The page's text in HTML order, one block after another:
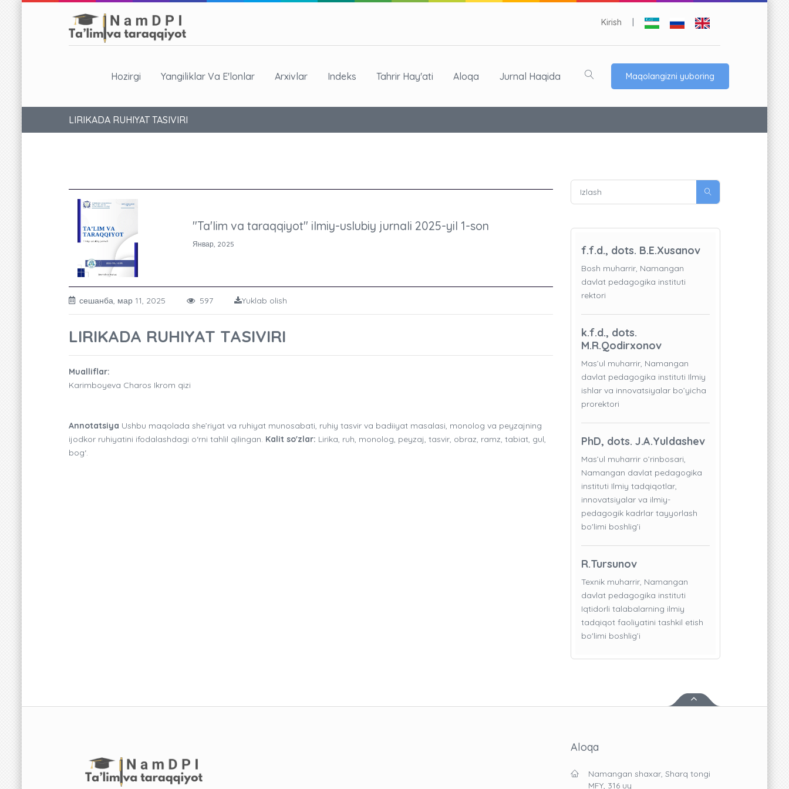
Kirish
Hozirgi Yangiliklar Va E'lonlar Arxivlar Indeks Tahrir Hay'ati Aloqa Jurnal Haqida Maqolangizni yuboring
LIRIKADA RUHIYAT TASIVIRI
"Ta'lim va taraqqiyot" ilmiy-uslubiy jurnali 2025-yil 1-son
Январ, 2025
сешанба, мар 11, 2025 597 Yuklab olish
LIRIKADA RUHIYAT TASIVIRI
Mualliflar:
Karimboyeva Charos Ikrom qizi
Annotatsiya Ushbu maqolada she’riyat va ruhiyat munosabati, ruhiy tasvir va badiiyat masalasi, monolog va peyzajning
ijodkor ruhiyatini ifodalashdagi o‘rni tahlil qilingan. Kalit so'zlar: Lirika, ruh, monolog, peyzaj, tasvir, obraz, ramz, tabiat, gul,
bog‘.
f.f.d., dots. B.E.Xusanov
Bosh muharrir, Namangan
davlat pedagogika instituti
rektori
k.f.d., dots.
M.R.Qodirxonov
Mas’ul muharrir, Namangan
davlat pedagogika instituti Ilmiy
ishlar va innovatsiyalar bo’yicha
prorektori
PhD, dots. J.A.Yuldashev
Mas’ul muharrir o’rinbosari,
Namangan davlat pedagogika
instituti Ilmiy tadqiqotlar,
innovatsiyalar va ilmiy-
pedagogik kadrlar tayyorlash
bo'limi boshlig’i
R.Tursunov
Texnik muharrir, Namangan
davlat pedagogika instituti
Iqtidorli talabalarning ilmiy
tadqiqot faoliyatini tashkil etish
bo'limi boshlig’i
Aloqa
Namangan shaxar, Sharq tongi
MFY, 316 uy